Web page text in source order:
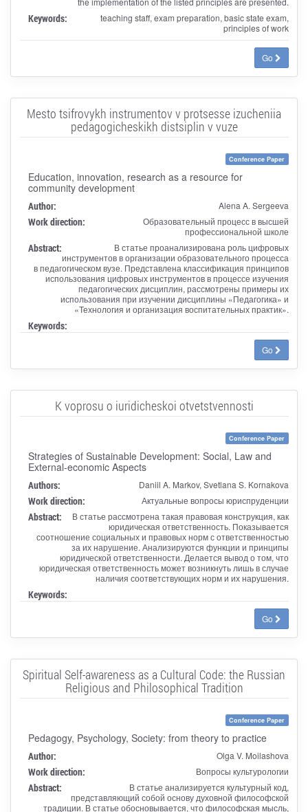
Keywords:
teaching staff, exam preparation, basic state exam,
principles of work
Go
Mesto tsifrovykh instrumentov v protsesse izucheniia
pedagogicheskikh distsiplin v vuze
Conference Paper
Education, innovation, research as a resource for
community development
Author: Alena A. Sergeeva
Work direction:
Образовательный процесс в высшей
профессиональной школе
Abstract:
В статье проанализирована роль цифровых
инструментов в организации образовательного процесса
в педагогическом вузе. Представлена классификация принципов
использования цифровых инструментов в процессе изучения
педагогических дисциплин, рассмотрены примеры их
использования при изучении дисциплины «Педагогика» и
«Технология и организация воспитательных практик».
Keywords:
Go
K voprosu o iuridicheskoi otvetstvennosti
Conference Paper
Strategies of Sustainable Development: Social, Law and
External-economic Aspects
Authors: Daniil A. Markov, Svetlana S. Kornakova
Work direction: Актуальные вопросы юриспруденции
Abstract:
В статье рассмотрена такая правовая конструкция, как
юридическая ответственность. Показывается
соотношение социальных и правовых норм с ответственностью
за их нарушение. Анализируются функции и принципы
юридической ответственности. Делается вывод о том, что
юридическая ответственность может возникнуть лишь в случае
наличия соответствующих норм и их нарушения.
Keywords:
Go
Spiritual Self-awareness as a Cultural Code: the Russian
Religious and Philosophical Tradition
Conference Paper
Pedagogy, Psychology, Society: from theory to practice
Author: Olga V. Moilashova
Work direction: Вопросы культурологии
Abstract:
В статье анализируется культурный код,
представляющий собой основу духовной философской
традиции. В статье обосновывается, что философская мысль,